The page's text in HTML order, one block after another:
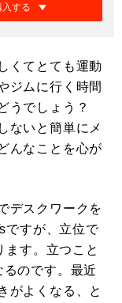
する
くてとても運動
ジムに行く時間
うでしょう？
ないと簡単にメ
んなことを心が
デスクワークを
ですが、立位で
ます。立つこと
のです。最近
がよくなる、と